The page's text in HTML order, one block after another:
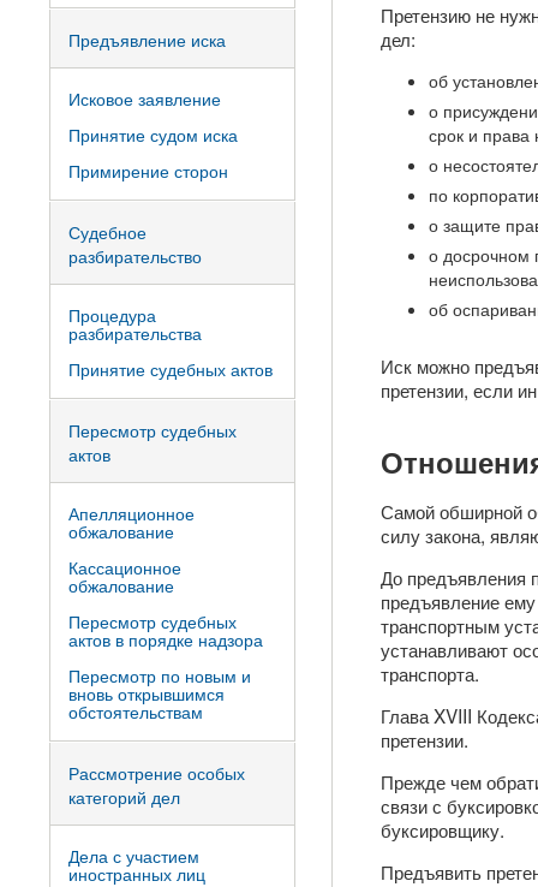
Претензию не
дел:
об
о
срок и права
о
по
о защите
о досрочном
об
Иск можно
претензии, если
Самой обширной
силу закона,
До предъявления
предъявление
транспортным
устанавливают
транспорта.
Глава XVIII
претензии.
Прежде чем
связи с
буксировщику.
Предъявить
Предъявление иска
Исковое заявление
Принятие судом иска
Примирение сторон
Судебное
разбирательство
Процедура
разбирательства
Принятие судебных актов
Пересмотр судебных
актов
Апелляционное
обжалование
Кассационное
обжалование
Пересмотр судебных
актов в порядке надзора
Пересмотр по новым и
вновь открывшимся
обстоятельствам
Рассмотрение особых
категорий дел
Дела с участием
иностранных лиц